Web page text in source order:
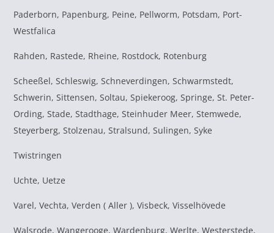
Paderborn, Papenburg, Peine, Pellworm, Potsdam, Port-
Westfalica
Rahden, Rastede, Rheine, Rostdock, Rotenburg
Scheeßel, Schleswig, Schneverdingen, Schwarmstedt,
Schwerin, Sittensen, Soltau, Spiekeroog, Springe, St. Peter-
Ording, Stade, Stadthage, Steinhuder Meer, Stemwede,
Steyerberg, Stolzenau, Stralsund, Sulingen, Syke
Twistringen
Uchte, Uetze
Varel, Vechta, Verden ( Aller ), Visbeck, Visselhövede
Walsrode, Wangerooge, Wardenburg, Werlte, Westerstede,